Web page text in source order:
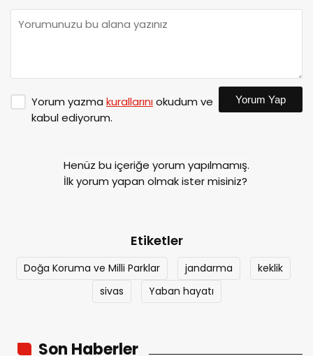
Yorum yazma kurallarınıokudum ve
kabul ediyorum.
Yorum Yap
Henüz bu içeriğe yorum yapılmamış.
İlk yorum yapan olmak ister misiniz?
Etiketler
Doğa Koruma ve Milli Parklar jandarma
keklik
sivas
Yaban hayatı
Son Haberler